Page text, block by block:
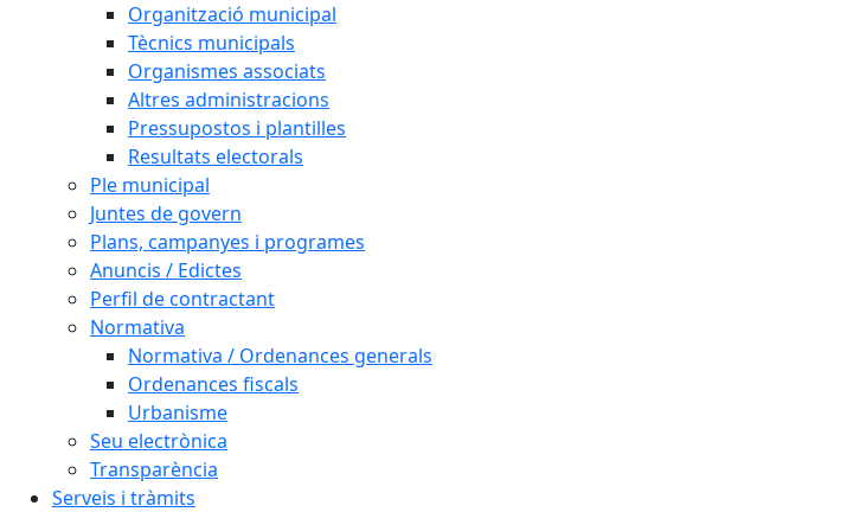
Organització municipal
Tècnics municipals
Organismes associats
Altres administracions
Pressupostos i plantilles
Resultats electorals
Ple municipal
Juntes de govern
Plans, campanyes i programes
Anuncis / Edictes
Perfil de contractant
Normativa
Normativa / Ordenances generals
Ordenances fiscals
Urbanisme
Seu electrònica
Transparència
Serveis i tràmits